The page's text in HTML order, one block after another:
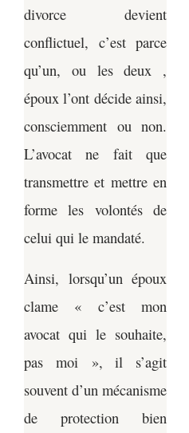
divorce devient
conflictuel, c’est parce
qu’un, ou les deux ,
époux l’ont décide ainsi,
consciemment ou non.
L’avocat ne fait que
transmettre et mettre en
forme les volontés de
celui qui le mandaté.
Ainsi, lorsqu’un époux
clame « c’est mon
avocat qui le souhaite,
pas moi », il s’agit
souvent d’un mécanisme
de protection bien